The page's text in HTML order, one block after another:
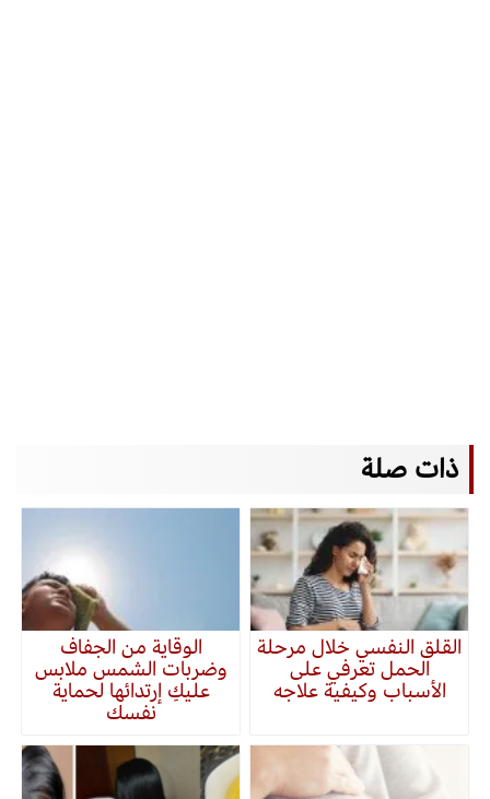
ذات صلة
القلق النفسي خلال مرحلة
الحمل تعرفي على
الأسباب وكيفية علاجه
الوقاية من الجفاف
وضربات الشمس ملابس
عليكِ إرتدائها لحماية
نفسك